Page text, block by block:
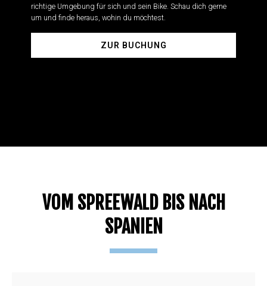
richtige Umgebung für sich und sein Bike. Schau dich gerne
um und finde heraus, wohin du möchtest.
ZUR BUCHUNG
VOM SPREEWALD BIS NACH
SPANIEN